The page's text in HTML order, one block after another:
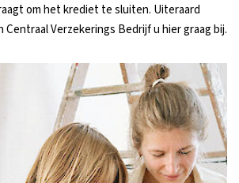
om het krediet te sluiten. Uiteraard
Centraal Verzekerings Bedrijf u hier graag bij.